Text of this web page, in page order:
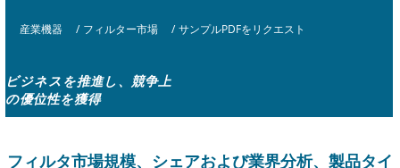
産業機器 / フィルター市場 / サンプルPDFをリクエスト
ビジネスを推進し、競争上
の優位性を獲得
フィルタ市場規模、シェアおよび業界分析、製品タイ